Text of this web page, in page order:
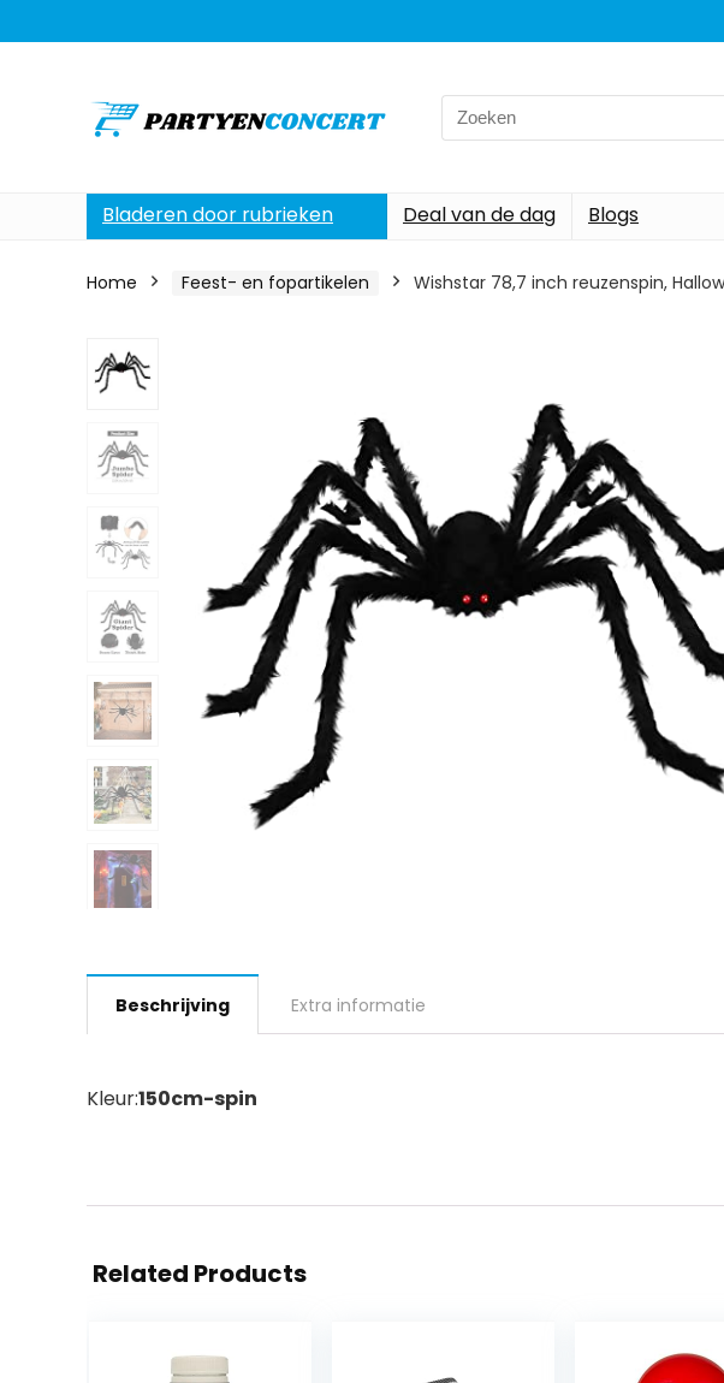
Search
for:
Bladeren door rubrieken Deal van de dag Blogs
Home Feest- en fopartikelen Wishstar 78,7 inch reuzenspin,
Beschrijving Extra informatie
Kleur:150cm-spin
Related Products